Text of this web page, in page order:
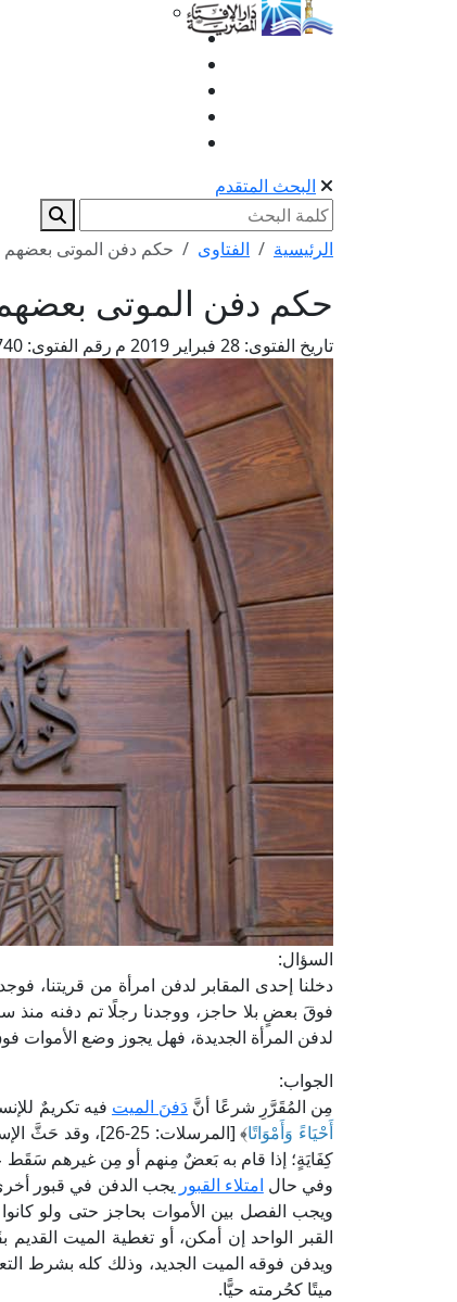
البحث المتقدم
الرئيسية الفتاوى حكم دفن الموتى بعضهم
حكم دفن الموتى
تاريخ الفتوى: رقم الفتوى:
السؤال:
دخلنا إحدى المقابر لدفن امرأة من قريتنا،
فوقَ بعضٍ بلا حاجز، ووجدنا رجلًا تم دفنه
لدفن المرأة الجديدة، فهل يجوز وضع الأموات
الجواب:
مِن المُقَرَّرِ شرعًا أنَّ دَفنَ الميت فيه تكريمٌ
أَحْيَاءً وَأَمْوَاتًا
﴾ [المرسلات: 25-
كِفَايَةٍ؛ إذا قام به بَعضٌ مِنهم أو مِن غيرهم سَقَط
وفي حال امتلاء القبور يجب الدفن في قبور
ويجب الفصل بين الأموات بحاجز حتى ولو
القبر الواحد إن أمكن، أو تغطية الميت
ويدفن فوقه الميت الجديد، وذلك كله بشرط
ميتًا كحُرمته حيًّا.